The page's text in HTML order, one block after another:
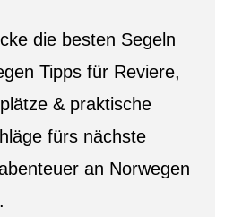
die besten Segeln
Tipps für Reviere,
& praktische
fürs nächste
an Norwegen